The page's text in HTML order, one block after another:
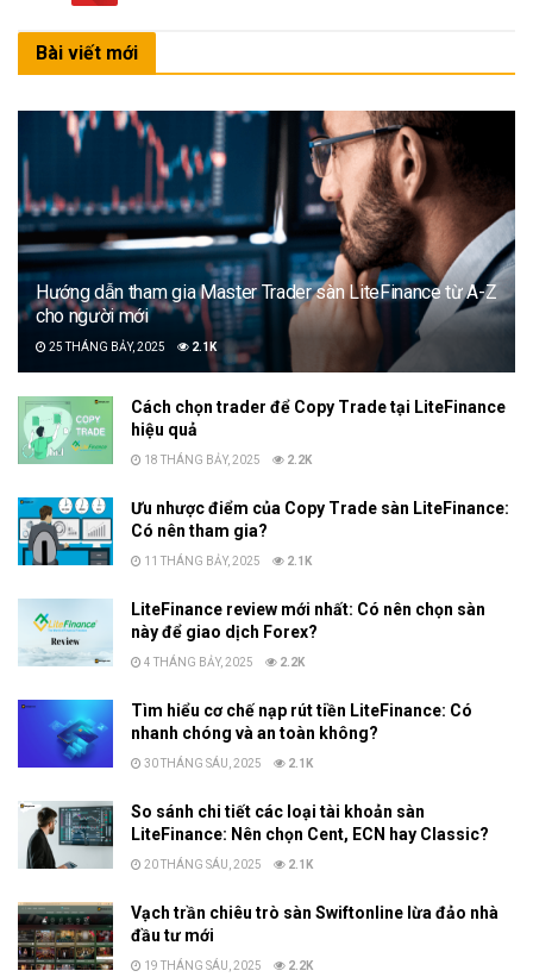
Bài viết mới
Hướng dẫn tham gia Master Trader sàn LiteFinance từ A-Z
cho người mới
25 THÁNG BẢY, 2025 2.1K
Cách chọn trader để Copy Trade tại LiteFinance
hiệu quả
18 THÁNG BẢY, 2025 2.2K
Ưu nhược điểm của Copy Trade sàn LiteFinance:
Có nên tham gia?
11 THÁNG BẢY, 2025 2.1K
LiteFinance review mới nhất: Có nên chọn sàn
này để giao dịch Forex?
4 THÁNG BẢY, 2025 2.2K
Tìm hiểu cơ chế nạp rút tiền LiteFinance: Có
nhanh chóng và an toàn không?
30 THÁNG SÁU, 2025 2.1K
So sánh chi tiết các loại tài khoản sàn
LiteFinance: Nên chọn Cent, ECN hay Classic?
20 THÁNG SÁU, 2025 2.1K
Vạch trần chiêu trò sàn Swiftonline lừa đảo nhà
đầu tư mới
19 THÁNG SÁU, 2025 2.2K